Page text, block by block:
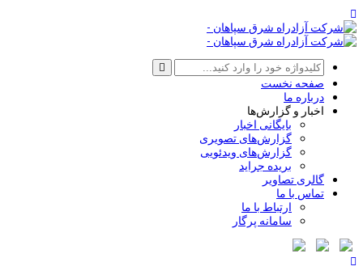
صفحه نخست
درباره ما
اخبار و گزارش‌ها
بایگانی اخبار
گزارش‌های تصویری
گزارش‌های ویدئویی
بریده جراید
گالری تصاویر
تماس با ما
ارتباط با ما
سامانه پرگار